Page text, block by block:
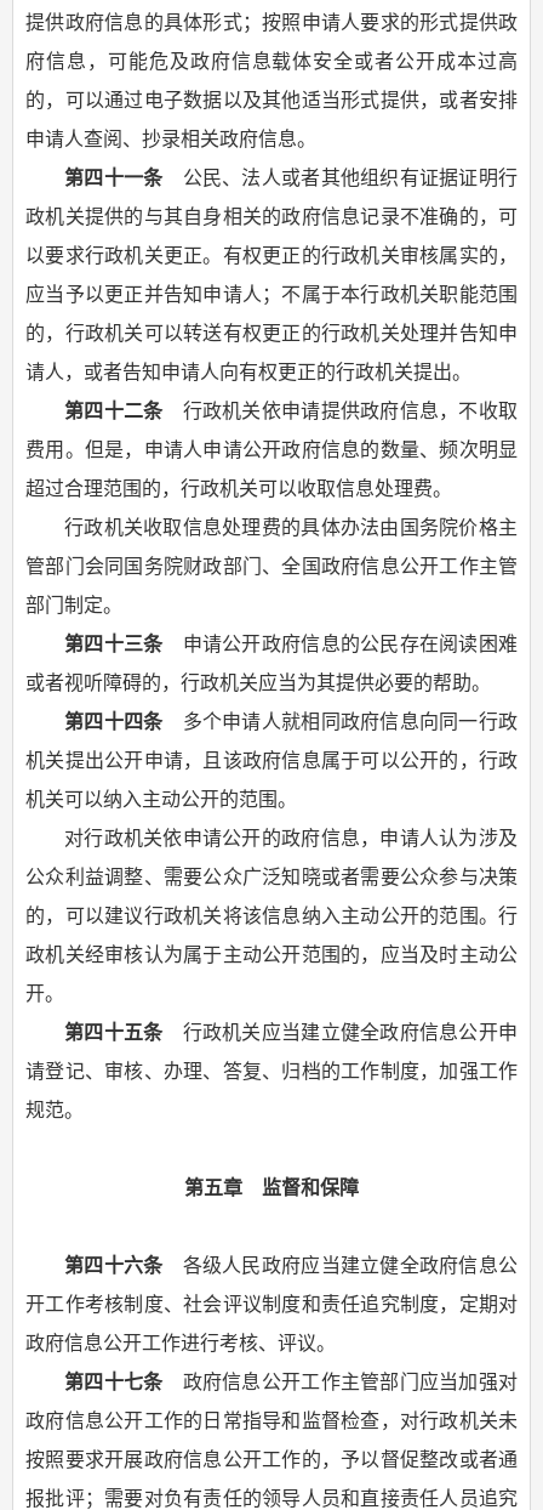
提供政府信息的具体形式；按照申请人要求的形式提供政
府信息，可能危及政府信息载体安全或者公开成本过高
的，可以通过电子数据以及其他适当形式提供，或者安排
申请人查阅、抄录相关政府信息。
第四十一条公民、法人或者其他组织有证据证明行
政机关提供的与其自身相关的政府信息记录不准确的，可
以要求行政机关更正。有权更正的行政机关审核属实的，
应当予以更正并告知申请人；不属于本行政机关职能范围
的，行政机关可以转送有权更正的行政机关处理并告知申
请人，或者告知申请人向有权更正的行政机关提出。
第四十二条行政机关依申请提供政府信息，不收取
费用。但是，申请人申请公开政府信息的数量、频次明显
超过合理范围的，行政机关可以收取信息处理费。
行政机关收取信息处理费的具体办法由国务院价格主
管部门会同国务院财政部门、全国政府信息公开工作主管
部门制定。
第四十三条申请公开政府信息的公民存在阅读困难
或者视听障碍的，行政机关应当为其提供必要的帮助。
第四十四条多个申请人就相同政府信息向同一行政
机关提出公开申请，且该政府信息属于可以公开的，行政
机关可以纳入主动公开的范围。
对行政机关依申请公开的政府信息，申请人认为涉及
公众利益调整、需要公众广泛知晓或者需要公众参与决策
的，可以建议行政机关将该信息纳入主动公开的范围。行
政机关经审核认为属于主动公开范围的，应当及时主动公
开。
第四十五条行政机关应当建立健全政府信息公开申
请登记、审核、办理、答复、归档的工作制度，加强工作
规范。
第五章 监督和保障
第四十六条各级人民政府应当建立健全政府信息公
开工作考核制度、社会评议制度和责任追究制度，定期对
政府信息公开工作进行考核、评议。
第四十七条政府信息公开工作主管部门应当加强对
政府信息公开工作的日常指导和监督检查，对行政机关未
按照要求开展政府信息公开工作的，予以督促整改或者通
报批评；需要对负有责任的领导人员和直接责任人员追究